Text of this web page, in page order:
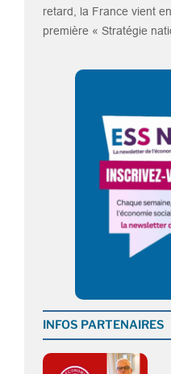
retard, la France vient
première « Stratégie
INFOS PARTENAIRES